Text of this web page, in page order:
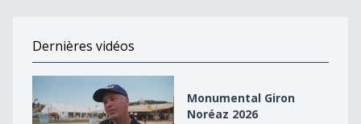
Dernières vidéos
Monumental Giron Noréaz 2026
Monumental Giron
Noréaz 2026